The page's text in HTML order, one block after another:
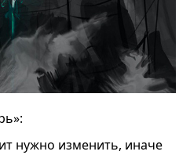
нужно изменить, иначе